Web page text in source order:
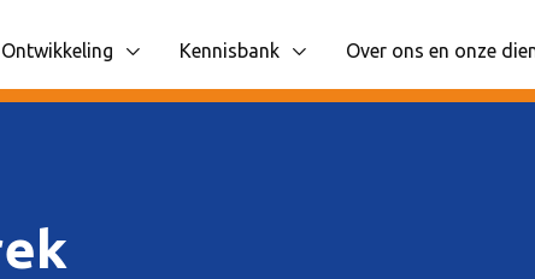
navigatie items
Kennisbank
Toon onderliggende navigatie items
Over ons en onze
Toon onderliggende